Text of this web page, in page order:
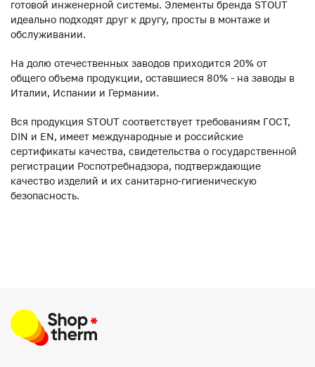
готовой инженерной системы. Элементы бренда STOUT
идеально подходят друг к другу, просты в монтаже и
обслуживании.
На долю отечественных заводов приходится 20% от
общего объема продукции, оставшиеся 80% - на заводы в
Италии, Испании и Германии.
Вся продукция STOUT соответствует требованиям ГОСТ,
DIN и EN, имеет международные и российские
сертификаты качества, свидетельства о государственной
регистрации Роспотребнадзора, подтверждающие
качество изделий и их санитарно-гигиеническую
безопасность.